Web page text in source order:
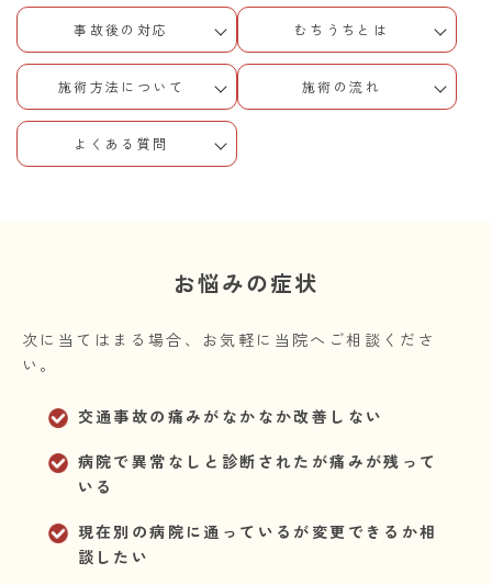
事故後の対応 むちうちとは
施術方法について 施術の流れ
よくある質問
お悩みの症状
次に当てはまる場合、お気軽に当院へご相談くださ
い。
交通事故の痛みがなかなか改善しない
病院で異常なしと診断されたが痛みが残って
いる
現在別の病院に通っているが変更できるか相
談したい